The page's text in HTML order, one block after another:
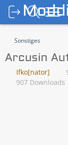
Sonstiges
Arcusin
Ifko[nator]
907 Downloads